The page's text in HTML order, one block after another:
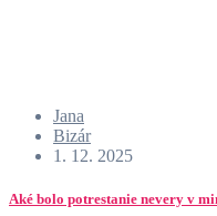
Jana
Bizár
1. 12. 2025
Aké bolo potrestanie nevery v